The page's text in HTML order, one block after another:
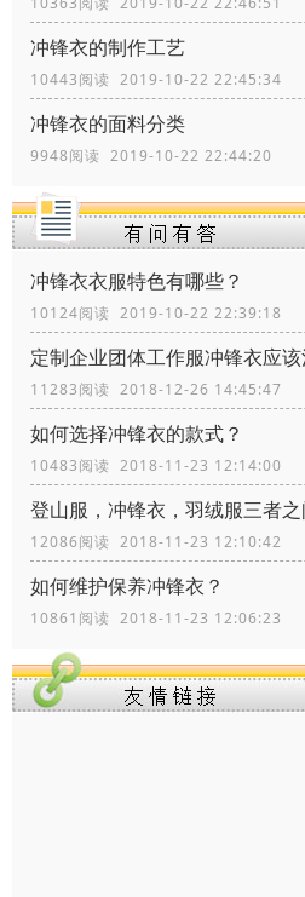
冲锋衣的制作工艺
10443阅读 2019-10-22 22:45:34
冲锋衣的面料分类
9948阅读 2019-10-22 22:44:20
冲锋衣衣服特色有哪些？
10124阅读 2019-10-22 22:39:18
定制企业团体工作服冲锋衣应
11283阅读 2018-12-26 14:45:47
如何选择冲锋衣的款式？
10483阅读 2018-11-23 12:14:00
12086阅读 2018-11-23 12:10:42
如何维护保养冲锋衣？
10861阅读 2018-11-23 12:06:23